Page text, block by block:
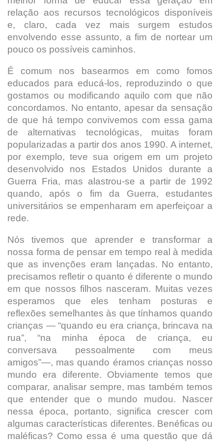
relação aos recursos tecnológicos disponíveis
e, claro, cada vez mais surgem estudos
envolvendo esse assunto, a fim de nortear um
pouco os possíveis caminhos.
É comum nos basearmos em como fomos
educados para educá-los, reproduzindo o que
gostamos ou modificando aquilo com que não
concordamos. No entanto, apesar da sensação
de que há tempo convivemos com essa gama
de alternativas tecnológicas, muitas foram
popularizadas a partir dos anos 1990. A internet,
por exemplo, teve sua origem em um projeto
desenvolvido nos Estados Unidos durante a
Guerra Fria, mas alastrou-se a partir de 1992
quando, após o fim da Guerra, estudantes
universitários se empenharam em aperfeiçoar a
rede.
Nós tivemos que aprender e transformar a
nossa forma de pensar em tempo real à medida
que as invenções eram lançadas. No entanto,
precisamos refletir o quanto é diferente o mundo
em que nossos filhos nasceram. Muitas vezes
esperamos que eles tenham posturas e
reflexões semelhantes às que tínhamos quando
crianças — “quando eu era criança, brincava na
rua”, “na minha época de criança, eu
conversava pessoalmente com meus
amigos”—, mas quando éramos crianças nosso
mundo era diferente. Obviamente temos que
comparar, analisar sempre, mas também temos
que entender que o mundo mudou. Nascer
nessa época, portanto, significa crescer com
algumas características diferentes. Benéficas ou
maléficas? Como essa é uma questão que dá